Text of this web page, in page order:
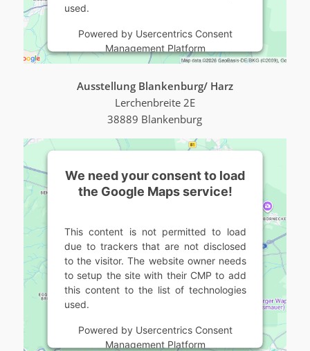
used.
Powered by Usercentrics Consent
Management Platform
Ausstellung Blankenburg/ Harz
Lerchenbreite 2E
38889 Blankenburg
We need your consent to load
the Google Maps service!
This content is not permitted to load
due to trackers that are not disclosed
to the visitor. The website owner needs
to setup the site with their CMP to add
this content to the list of technologies
used.
Powered by Usercentrics Consent
Management Platform